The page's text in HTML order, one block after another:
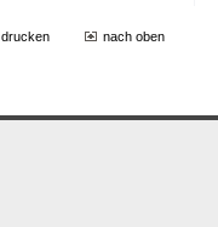
drucken nach oben